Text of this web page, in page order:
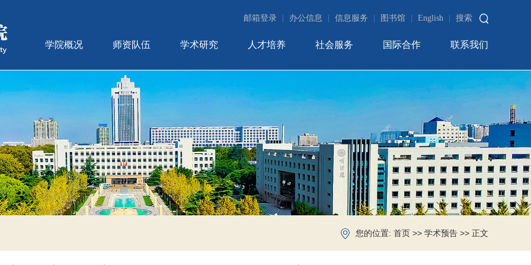
邮箱登录 办公信息 信息服务 图书馆 English 搜索
学院概况 师资队伍 学术研究 人才培养 社会服务 国际合作 联系我们
您的位置: 首页 >> 学术预告 >> 正文